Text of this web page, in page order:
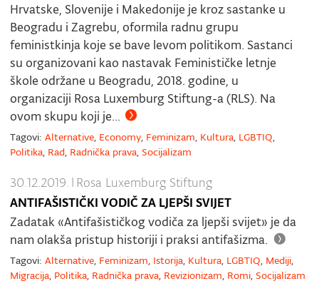
Hrvatske, Slovenije i Makedonije je kroz sastanke u
Beogradu i Zagrebu, oformila radnu grupu
feministkinja koje se bave levom politikom. Sastanci
su organizovani kao nastavak Feminističke letnje
škole održane u Beogradu, 2018. godine, u
organizaciji Rosa Luxemburg Stiftung-a (RLS). Na
ovom skupu koji je...
Tagovi: Alternative, Economy, Feminizam, Kultura, LGBTIQ,
Politika, Rad, Radnička prava, Socijalizam
30.12.2019. | Rosa Luxemburg Stiftung
ANTIFAŠISTIČKI VODIČ ZA LJEPŠI SVIJET
Zadatak «Antifašističkog vodiča za ljepši svijet» je da
nam olakša pristup historiji i praksi antifašizma.
Tagovi: Alternative, Feminizam, Istorija, Kultura, LGBTIQ, Mediji,
Migracija, Politika, Radnička prava, Revizionizam, Romi, Socijalizam